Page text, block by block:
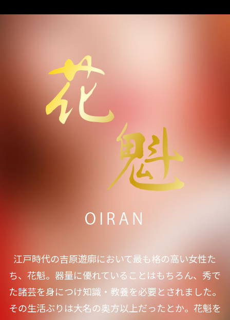
江戸時代の吉原遊廓において最も格の高い女性た
ち、花魁。器量に優れていることはもちろん、秀で
た諸芸を身につけ知識・教養を必要とされました。
その生活ぶりは大名の奥方以上だったとか。花魁を